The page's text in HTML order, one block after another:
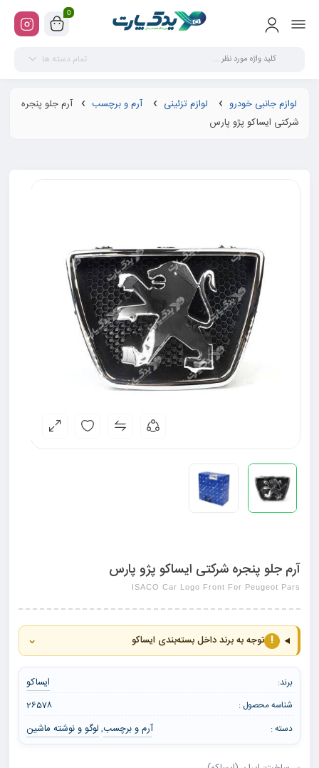
0
تمام دسته ها
لوازم جانبی خودرو لوازم تزئینی آرم و برچسب
آرم جلو پنجره
شرکتی ایساکو پژو پارس
آرم جلو پنجره شرکتی ایساکو پژو پارس
ISACO Car Logo Front For Peugeot Pars
! توجه به برند داخل بسته‌بندی ایساکو ⌄
برند: ایساکو
شناسه محصول :
26578
دسته :
آرم و برچسب, لوگو و نوشته ماشین